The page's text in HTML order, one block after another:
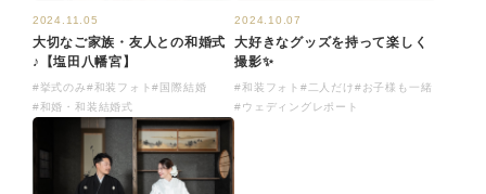
2024.11.05
大切なご家族・友人との和婚式
♪【塩田八幡宮】
#挙式のみ#和装フォト#国際結婚
#和婚・和装結婚式
2024.10.07
大好きなグッズを持って楽しく
撮影✨
#和装フォト #二人だけ#お子様も一緒
#ウェディングレポート